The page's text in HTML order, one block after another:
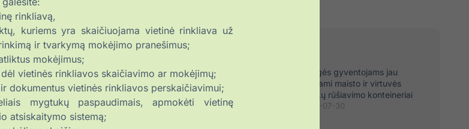
Plungės gyventojams jau
dalinami maisto ir virtuvės
atliekų rūšiavimo konteineriai
2026-07-30
rinkliavą,
kuriems yra skaičiuojama vietinė rinkliava už
ir tvarkymą mokėjimo pranešimus;
mokėjimus;
vietinės rinkliavos skaičiavimo ar mokėjimų;
dokumentus vietinės rinkliavos perskaičiavimui;
mygtukų paspaudimais, apmokėti vietinę
atsiskaitymo sistemą;